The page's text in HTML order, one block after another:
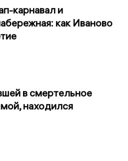
карнавал и
как Иваново
в смертельное
находился